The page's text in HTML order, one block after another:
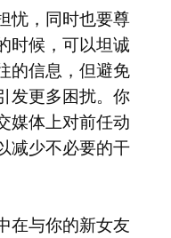
忧，同时也要尊
时候，可以坦诚
的信息，但避免
发更多困扰。你
媒体上对前任动
减少不必要的干
在与你的新女友